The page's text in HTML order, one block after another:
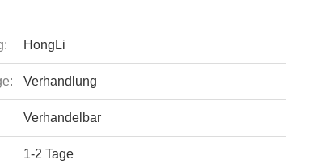
HongLi
Verhandlung
Verhandelbar
1-2 Tage